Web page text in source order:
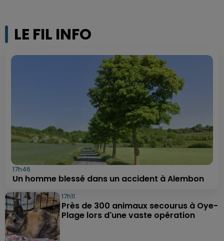
LE FIL INFO
17h46
Un homme blessé dans un accident à Alembon
17h11
Près de 300 animaux secourus à Oye-
Plage lors d'une vaste opération